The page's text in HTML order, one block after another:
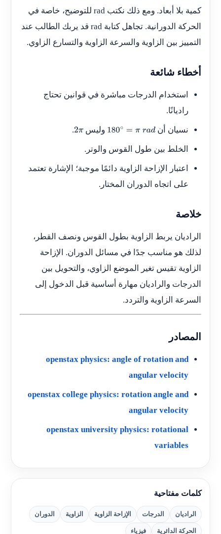
كمية بلا أبعاد. ومع ذلك نكتب rad للتوضيح، خاصة في
الحركة الدورانية. تجاهل كتابة rad قد يربك الطالب عند
التمييز بين الزاوية والسرعة الزاوية والتسارع الزاوي.
أخطاء شائعة
استخدام الدرجات مباشرة في قوانين تحتاج
راديانًا.
نسيان أن 180∘=πrad وليس 2π
.
الخلط بين طول القوس والوتر.
اعتبار الإزاحة الزاوية دائمًا موجبة؛ الإشارة تعتمد
على اتجاه الدوران المختار.
خلاصة
الراديان يربط الزاوية بطول القوس ونصف القطر،
لذلك هو مناسب جدًا في مسائل الدوران. الإزاحة
الزاوية تقيس تغير الموضع الزاوي، والتحويل بين
الدرجات والراديان مهارة أساسية قبل الدخول إلى
السرعة الزاوية والتردد.
المصادر
openstax physics: angle of rotation and
angular velocity
openstax college physics: rotation angle and
angular velocity
openstax university physics: rotational
variables
كلمات مفتاحية
الراديان الدرجات الإزاحة الزاوية الزاوية الدوران
الحركة الدائرية فيزياء